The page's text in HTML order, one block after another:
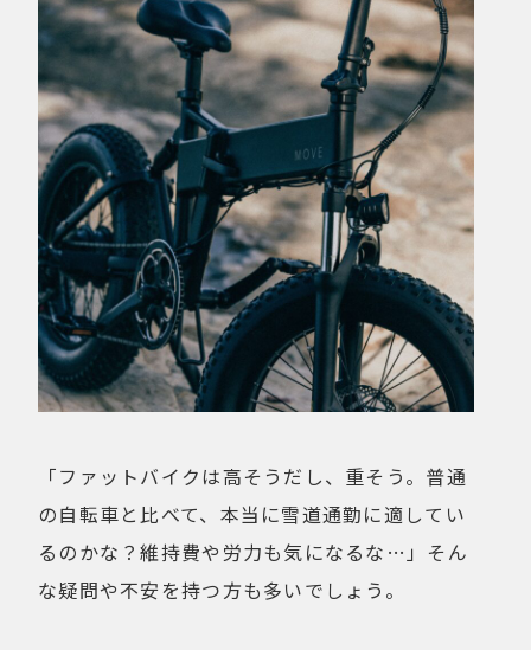
「ファットバイクは高そうだし、重そう。普通
の自転車と比べて、本当に雪道通勤に適してい
るのかな？維持費や労力も気になるな…」そん
な疑問や不安を持つ方も多いでしょう。